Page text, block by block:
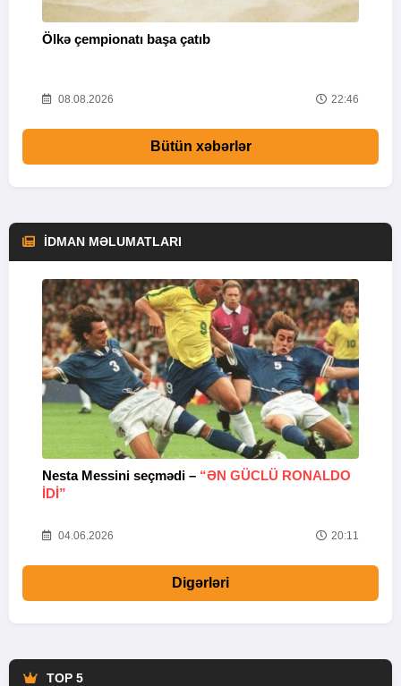
Ölkə çempionatı başa çatıb
08.08.2026 22:46
Bütün xəbərlər
İDMAN MƏLUMATLARI
Nesta Messini seçmədi – “ƏN GÜCLÜ RONALDO
IDI”
04.06.2026 20:11
Digərləri
TOP 5